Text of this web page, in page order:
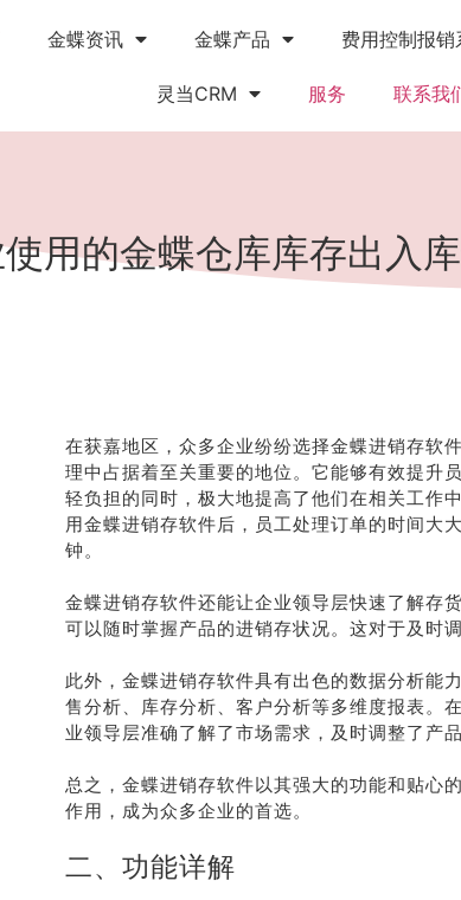
金蝶资讯 金蝶产品 费用控制报销
灵当CRM 服务 联系我
用的金蝶仓库库存出入
在获嘉地区，众多企业纷纷选择金蝶进销存软
理中占据着至关重要的地位。它能够有效提升
轻负担的同时，极大地提高了他们在相关工作
用金蝶进销存软件后，员工处理订单的时间大
钟。
金蝶进销存软件还能让企业领导层快速了解存
可以随时掌握产品的进销存状况。这对于及时
此外，金蝶进销存软件具有出色的数据分析能
售分析、库存分析、客户分析等多维度报表。
业领导层准确了解了市场需求，及时调整了产
总之，金蝶进销存软件以其强大的功能和贴心
作用，成为众多企业的首选。
二、功能详解